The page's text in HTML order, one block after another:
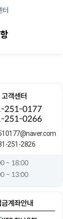
터
고객센터
251-0177
251-0266
251-2826
~ 18:00
~ 13:00
금계좌안내